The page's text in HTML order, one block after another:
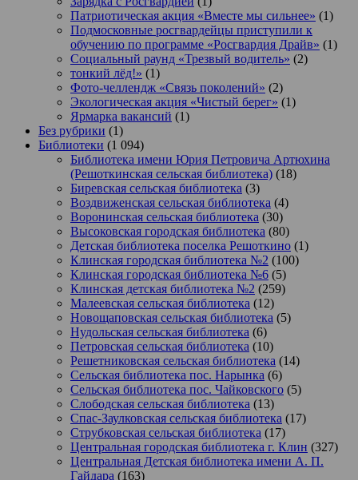
Патриотическая акция «Вместе мы сильнее» (1)
Подмосковные росгвардейцы приступили к
обучению по программе «Росгвардия Драйв» (1)
Социальный раунд «Трезвый водитель» (2)
тонкий лёд!» (1)
Фото-челлендж «Связь поколений» (2)
Экологическая акция «Чистый берег» (1)
Ярмарка вакансий (1)
Без рубрики (1)
Библиотеки (1 094)
Библиотека имени Юрия Петровича Артюхина
(Решоткинская сельская библиотека) (18)
Биревская сельская библиотека (3)
Воздвиженская сельская библиотека (4)
Воронинская сельская библиотека (30)
Высоковская городская библиотека (80)
Детская библиотека поселка Решоткино (1)
Клинская городская библиотека №2 (100)
Клинская городская библиотека №6 (5)
Клинская детская библиотека №2 (259)
Малеевская сельская библиотека (12)
Новощаповская сельская библиотека (5)
Нудольская сельская библиотека (6)
Петровская сельская библиотека (10)
Решетниковская сельская библиотека (14)
Сельская библиотека пос. Нарынка (6)
Сельская библиотека пос. Чайковского (5)
Слободская сельская библиотека (13)
Спас-Заулковская сельская библиотека (17)
Струбковская сельская библиотека (17)
Центральная городская библиотека г. Клин (327)
Центральная Детская библиотека имени А. П.
Гайдара (163)